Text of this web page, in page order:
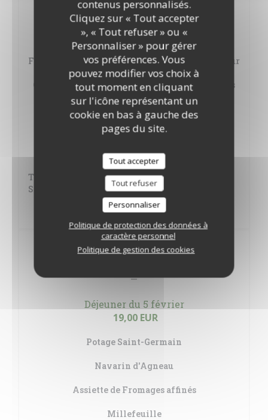
contenus personnalisés.
Cliquez sur « Tout accepter
», « Tout refuser » ou «
Personnaliser » pour gérer
vos préférences. Vous
pouvez modifier vos choix à
tout moment en cliquant
sur l'icône représentant un
cookie en bas à gauche des
pages du site.
Tout accepter
Tout refuser
Personnaliser
Politique de protection des données à
caractère personnel
Politique de gestion des cookies
15,00 EUR
Carpaccio de Saumon mariné
Filet de Daurade, Citron confit et Pommes Vapeur
Crème brûlée à la Pistache, Tuile aux Amandes
Déjeuner du vendredi 27 février
15,00 EUR
Brick aux saveurs d'Orient
Tajine de Poulet aux Pruneaux ou Pavé de
Saumon sauce Citron
Feuilleté aux Poires caramélisées
Traditionnel
Déjeuner du 5 février
19,00 EUR
Potage Saint-Germain
Navarin d'Agneau
Assiette de Fromages affinés
Millefeuille